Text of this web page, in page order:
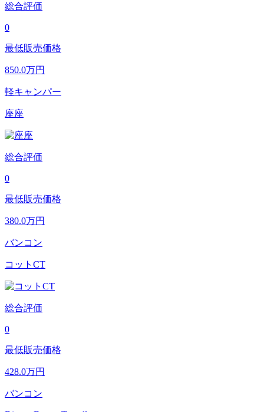
総合評価
0
最低販売価格
850.0万円
軽キャンパー
座座
総合評価
0
最低販売価格
380.0万円
バンコン
コットCT
総合評価
0
最低販売価格
428.0万円
バンコン